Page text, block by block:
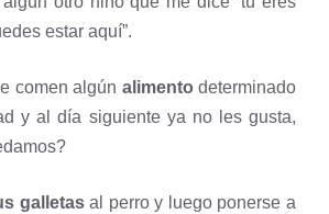
estar aquí”.
comen algún alimento determinado
y al día siguiente ya no les gusta,
galletasal perro y luego ponerse a